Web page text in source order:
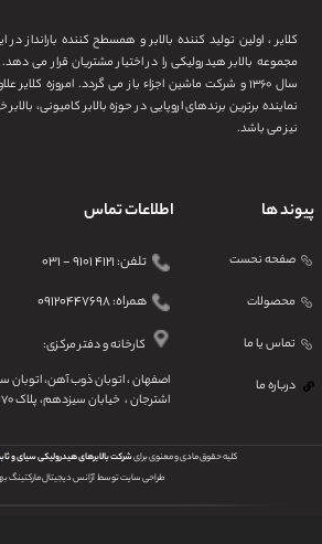
کلایر ، اولین تولید کننده بالابر و همسطح کننده بارانداز
مجموعه بالابر هیدرولیکی را در اختیار مشتریان قرار می
سال ۱۳۶۰ و شرکت ماشین اجزاء باز می گردد. امروزه
نماینده برترین برندهای اروپایی در حوزه بالابر کامیونی،
نیز می باشد.
پیوند ها
صفحه نحست
محصولات
تماس یا ما
درباره ما
اطلاعات تماس
تلفن: ۴۱۲۱ ۹۱۰۱ - ۰۳۱
همراه: ۰۹۱۲۰۴۴۷۶۹۸
کارخانه و دفتر مرکزی:
اصفهان ، اتوبان ذوب آهن،
اشترجان ، خیابان سیزدهم، پلاک ۱۷۰
کلیه حقوق مادی و معنوی برایشرکت بالابرهای هیدرولیکی سیای و
طراحی سایت توسطآژانس دیجیتال مارکتینگ